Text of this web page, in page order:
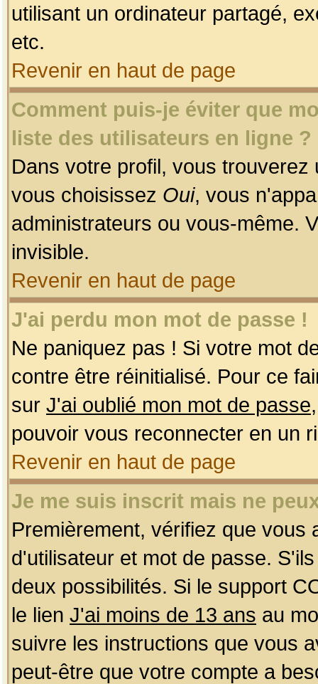
utilisant un ordinateur partagé,
etc.
Revenir en haut de page
Comment puis-je éviter que
liste des utilisateurs en ligne ?
Dans votre profil, vous
vous choisissez Oui, vous
administrateurs ou vous-même.
invisible.
Revenir en haut de page
J'ai perdu mon mot de passe !
Ne paniquez pas ! Si votre mot
contre être réinitialisé. Pour ce
sur J'ai oublié mon mot de passe
pouvoir vous reconnecter en un
Revenir en haut de page
Je me suis inscrit mais ne
Premièrement, vérifiez que
d'utilisateur et mot de passe.
deux possibilités. Si le support
le lien J'ai moins de 13 ans au
suivre les instructions que vous
peut-être que votre compte a